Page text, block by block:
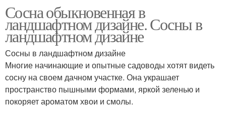
Сосна обыкновенная в
ландшафтном дизайне. Сосны в
ландшафтном дизайне
Сосны в ландшафтном дизайне
Многие начинающие и опытные садоводы хотят видеть
сосну на своем дачном участке. Она украшает
пространство пышными формами, яркой зеленью и
покоряет ароматом хвои и смолы.